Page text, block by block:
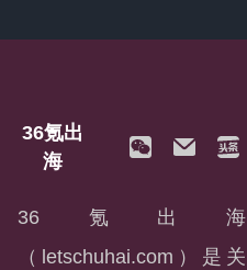
36氪出
海
36氪出海
（letschuhai.com）是关